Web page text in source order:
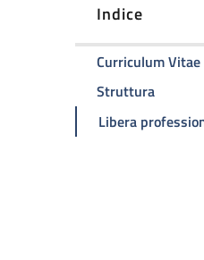
Indice
Curriculum Vitae
Strutturadella
Libera